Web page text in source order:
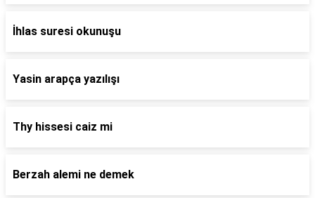
İhlas suresi okunuşu
Yasin arapça yazılışı
Thy hissesi caiz mi
Berzah alemi ne demek